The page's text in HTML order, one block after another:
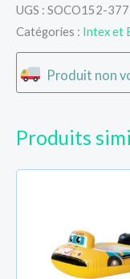
UGS : SOCO152-377
Catégories : Intex et
Produit non
Produits